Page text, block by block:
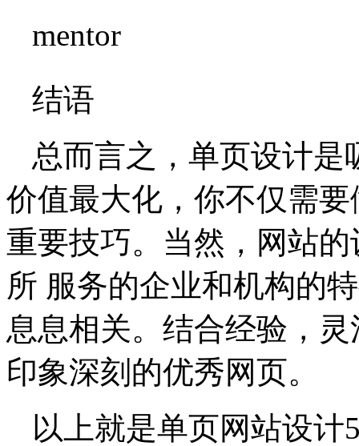
mentor
结语
总而言之，单页设计是
价值最大化，你不仅需
重要技巧。当然，网站
所 服务的企业和机构的
息息相关。结合经验，
印象深刻的优秀网页。
以上就是单页网站设